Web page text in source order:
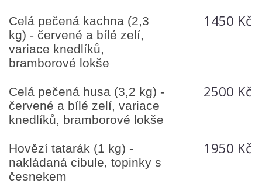
Celá pečená kachna (2,3
kg) - červené a bílé zelí,
variace knedlíků,
bramborové lokše
1450 Kč
Celá pečená husa (3,2 kg) -
červené a bílé zelí, variace
knedlíků, bramborové lokše
2500 Kč
Hovězí tatarák (1 kg) -
nakládaná cibule, topinky s
česnekem
1950 Kč